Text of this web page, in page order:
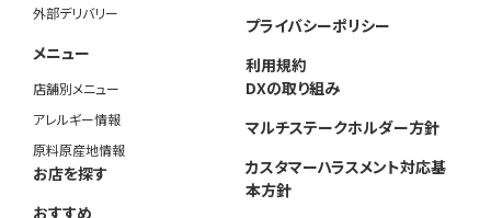
外部デリバリー
メニュー
店舗別メニュー
アレルギー情報
原料原産地情報
お店を探す
おすすめ
プライバシーポリシー
利用規約
DXの取り組み
マルチステークホルダー方針
カスタマーハラスメント対応基
本方針